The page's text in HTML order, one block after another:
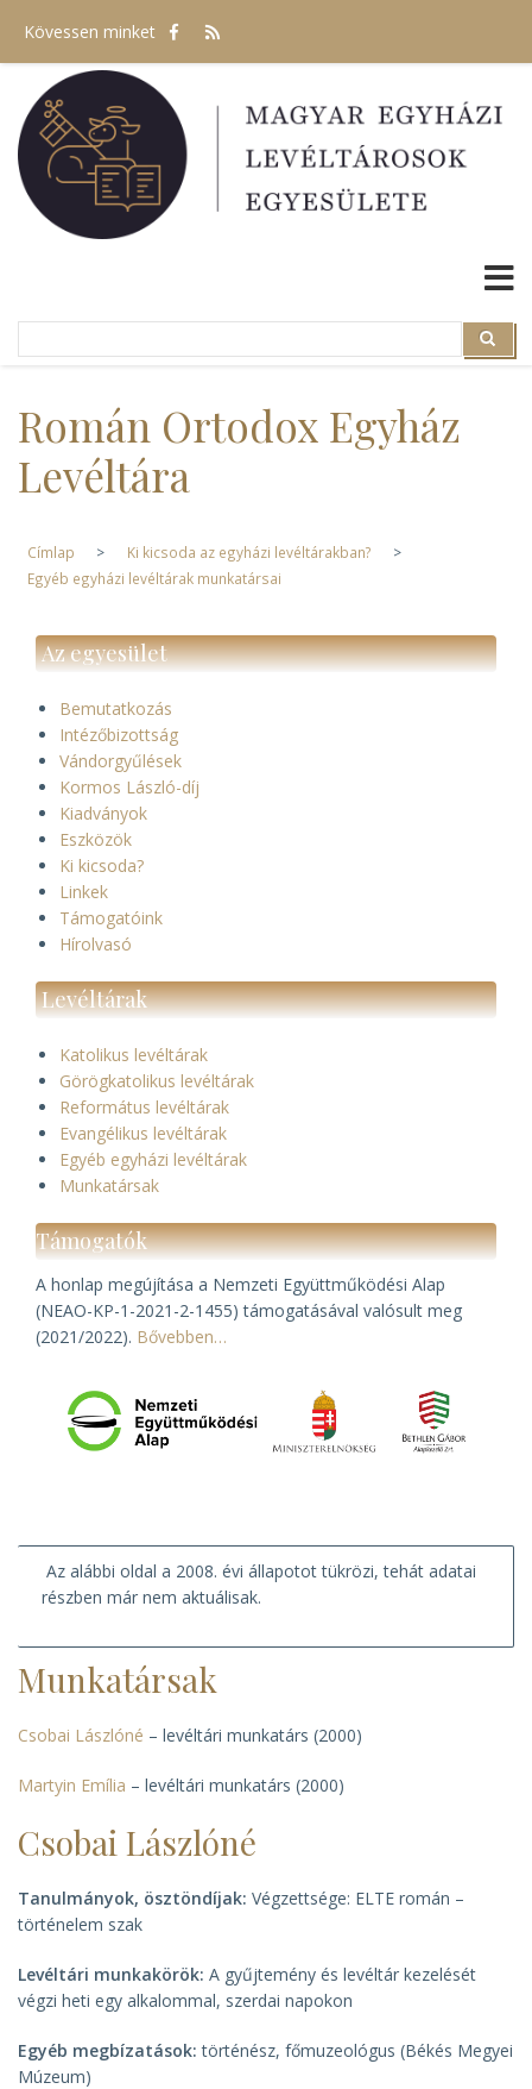
tartalomra
Kövessen minket
Search
Román Ortodox Egyház
Levéltára
Morzsa
Címlap
Ki kicsoda az egyházi levéltárakban?
Egyéb egyházi levéltárak munkatársai
Az egyesület
Bemutatkozás
Intézőbizottság
Vándorgyűlések
Kormos László-díj
Kiadványok
Eszközök
Ki kicsoda?
Linkek
Támogatóink
Hírolvasó
Levéltárak
Katolikus levéltárak
Görögkatolikus levéltárak
Református levéltárak
Evangélikus levéltárak
Egyéb egyházi levéltárak
Munkatársak
Támogatók
A honlap megújítása a Nemzeti Együttműködési Alap
(NEAO-KP-1-2021-2-1455) támogatásával valósult meg
(2021/2022). Bővebben…
Az alábbi oldal a 2008. évi állapotot tükrözi, tehát adatai
részben már nem aktuálisak.
Munkatársak
Csobai Lászlóné – levéltári munkatárs (2000)
Martyin Emília – levéltári munkatárs (2000)
Csobai Lászlóné
Tanulmányok, ösztöndíjak: Végzettsége: ELTE román –
történelem szak
Levéltári munkakörök: A gyűjtemény és levéltár kezelését
végzi heti egy alkalommal, szerdai napokon
Egyéb megbízatások: történész, főmuzeológus (Békés Megyei
Múzeum)